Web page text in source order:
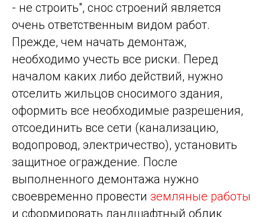
- не строить", снос строений является
очень ответственным видом работ.
Прежде, чем начать демонтаж,
необходимо учесть все риски. Перед
началом каких либо действий, нужно
отселить жильцов сносимого здания,
оформить все необходимые разрешения,
отсоединить все сети (канализацию,
водопровод, электричество), установить
защитное ограждение. После
выполненного демонтажа нужно
своевременно провести земляные работы
и сформировать ландшафтный облик